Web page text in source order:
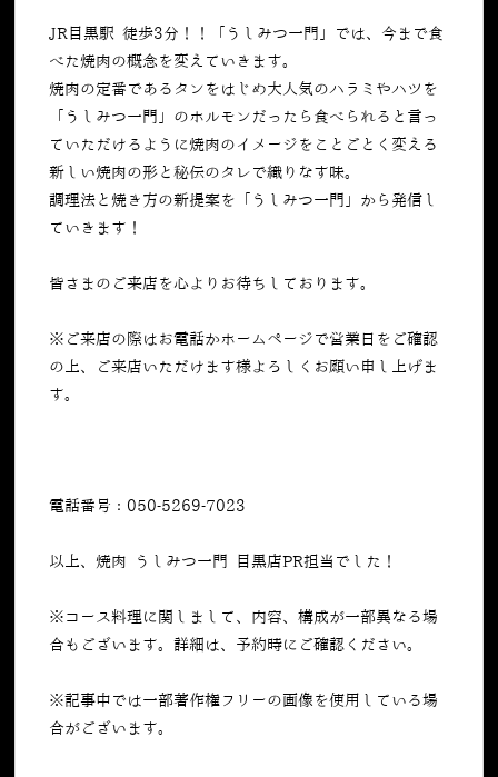
JR目黒駅 徒歩3分！！「うしみつ一門」では、今まで食
べた焼肉の概念を変えていきます。
焼肉の定番であるタンをはじめ大人気のハラミやハツを
「うしみつ一門」のホルモンだったら食べられると言っ
ていただけるように焼肉のイメージをことごとく変える
新しい焼肉の形と秘伝のタレで織りなす味。
調理法と焼き方の新提案を「うしみつ一門」から発信し
ていきます！
皆さまのご来店を心よりお待ちしております。
※ご来店の際はお電話かホームページで営業日をご確認
の上、ご来店いただけます様よろしくお願い申し上げま
す。
電話番号：050-5269-7023
以上、焼肉 うしみつ一門 目黒店PR担当でした！
※コース料理に関しまして、内容、構成が一部異なる場
合もございます。詳細は、予約時にご確認ください。
※記事中では一部著作権フリーの画像を使用している場
合がございます。